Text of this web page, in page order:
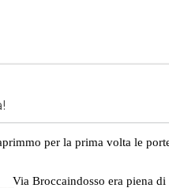
per la prima volta le
Via Broccaindosso era piena